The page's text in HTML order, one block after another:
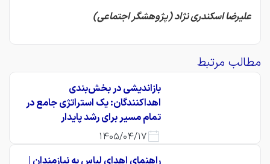
علیرضا اسکندری نژاد (پژوهشگر اجتماعی)
مطالب مرتبط
بازاندیشی در بخش‌بندی
اهداکنندگان: یک استراتژی جامع در
تمام مسیر برای رشد پایدار
1405/04/17
راهنمای اهدای لباس به نیازمندان |